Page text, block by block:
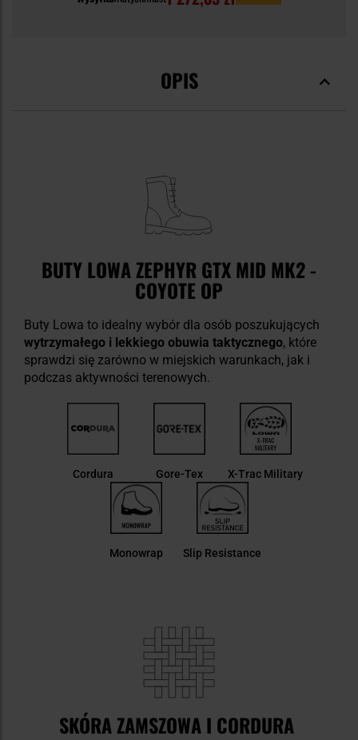
OPIS
BUTY LOWA ZEPHYR GTX MID MK2 -
COYOTE OP
Buty Lowa to idealny wybór dla osób poszukujących
wytrzymałego i lekkiego obuwia taktycznego, które
sprawdzi się zarówno w miejskich warunkach, jak i
podczas aktywności terenowych.
Cordura Gore-Tex X-Trac Military
Monowrap Slip Resistance
SKÓRA ZAMSZOWA I CORDURA